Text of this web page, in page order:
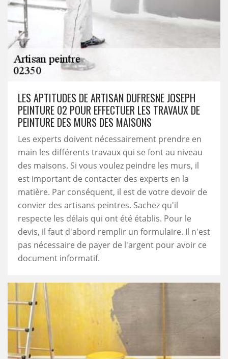
LES APTITUDES DE ARTISAN DUFRESNE JOSEPH
PEINTURE 02 POUR EFFECTUER LES TRAVAUX DE
PEINTURE DES MURS DES MAISONS
Les experts doivent nécessairement prendre en
main les différents travaux qui se font au niveau
des maisons. Si vous voulez peindre les murs, il
est important de contacter des experts en la
matière. Par conséquent, il est de votre devoir de
convier des artisans peintres. Sachez qu'il
respecte les délais qui ont été établis. Pour le
devis, il faut d'abord remplir un formulaire. Il n'est
pas nécessaire de payer de l'argent pour avoir ce
document informatif.